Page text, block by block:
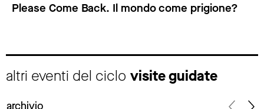
Please Come Back. Il mondo come prigione?
altri eventi del ciclo visite guidate
archivio